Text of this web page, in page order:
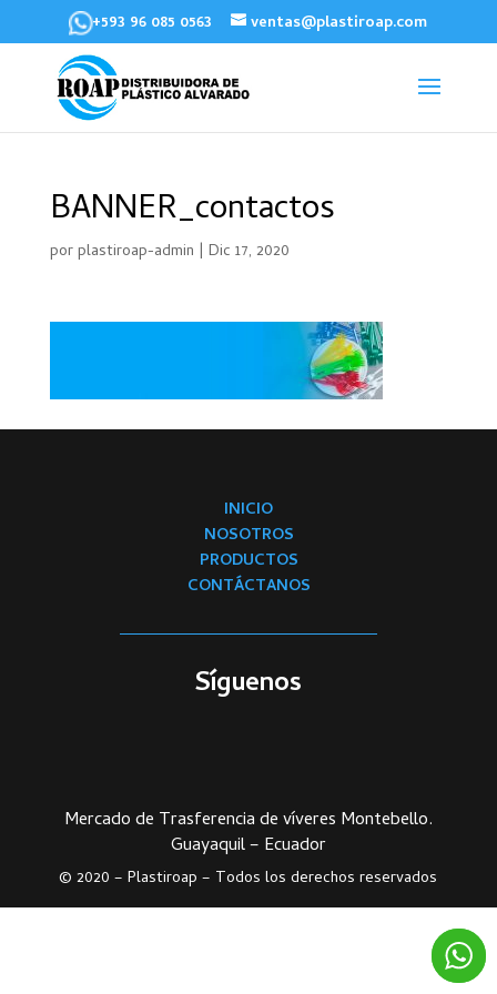
+593 96 085 0563 ventas@plastiroap.com
BANNER_contactos
porplastiroap-admin | Dic 17, 2020
INICIO
NOSOTROS
PRODUCTOS
CONTÁCTANOS
Síguenos
Mercado de Trasferencia de víveres Montebello.
Guayaquil – Ecuador
© 2020 –Plastiroap – Todos los derechos reservados